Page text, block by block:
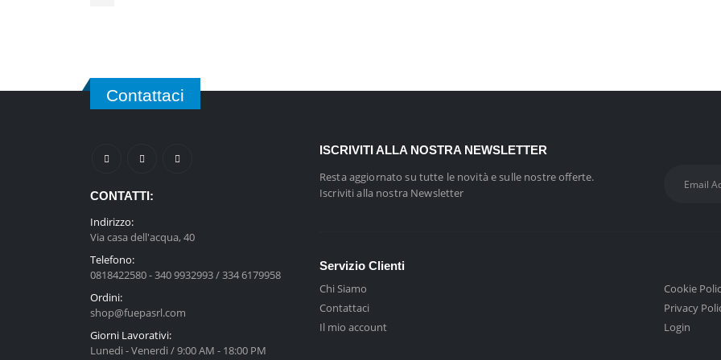
Contattaci
CONTATTI:
Indirizzo:
Via casa dell'acqua, 40
Telefono:
0818422580 - 340 9932993 / 334 6179958
Ordini:
shop@fuepasrl.com
Giorni Lavorativi:
Lunedi - Venerdi / 9:00 AM - 18:00 PM
ISCRIVITI ALLA NOSTRA NEWSLETTER
Resta aggiornato su tutte le novità e sulle nostre offerte.
Iscriviti alla nostra Newsletter
Servizio Clienti
Chi Siamo
Contattaci
Il mio account
Cookie
Privacy
Login